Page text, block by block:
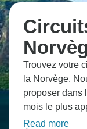
Trouvez votre
la Norvège.
proposer dans
mois le plus
Septembre,
Read more